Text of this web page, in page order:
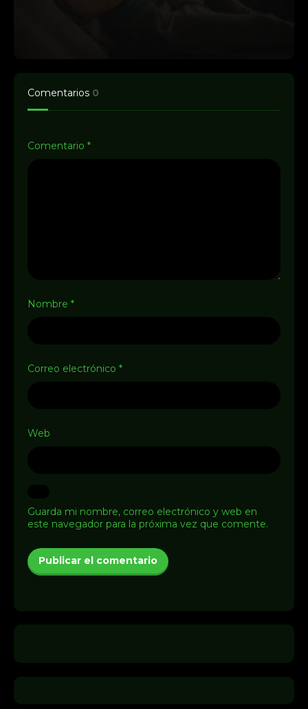
Comentarios 0
Comentario *
Nombre *
Correo electrónico *
Web
Guarda mi nombre, correo electrónico y web en
este navegador para la próxima vez que comente.